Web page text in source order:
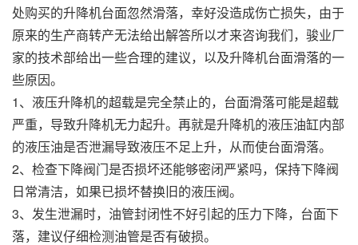
处购买的升降机台面忽然滑落，幸好没造成伤亡损失，由于
原来的生产商转产无法给出解答所以才来咨询我们，骏业厂
家的技术部给出一些合理的建议，以及升降机台面滑落的一
些原因。
1、液压升降机的超载是完全禁止的，台面滑落可能是超载
严重，导致升降机无力起升。再就是升降机的液压油缸内部
的液压油是否泄漏导致液压不足上升，从而使台面滑落。
2、检查下降阀门是否损坏还能够密闭严紧吗，保持下降阀
日常清洁，如果已损坏替换旧的液压阀。
3、发生泄漏时，油管封闭性不好引起的压力下降，台面下
落，建议仔细检测油管是否有破损。